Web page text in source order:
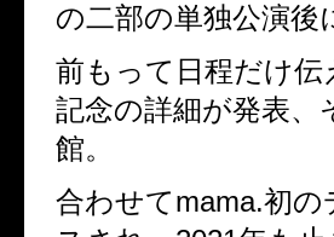
の二部の単独公演
前もって日程だけ
記念の詳細が発表、
館。
合わせてmama.初